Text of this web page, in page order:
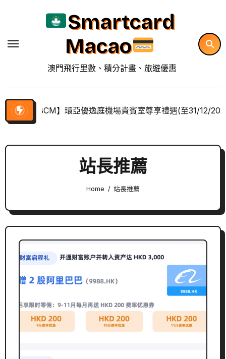
Smartcard
Macao
澳門飛行里數、積分計畫、旅遊優惠
【BCM】環亞優逸庭機場貴賓室尊享禮遇(至31/12/
站長推薦
Home 站長推薦